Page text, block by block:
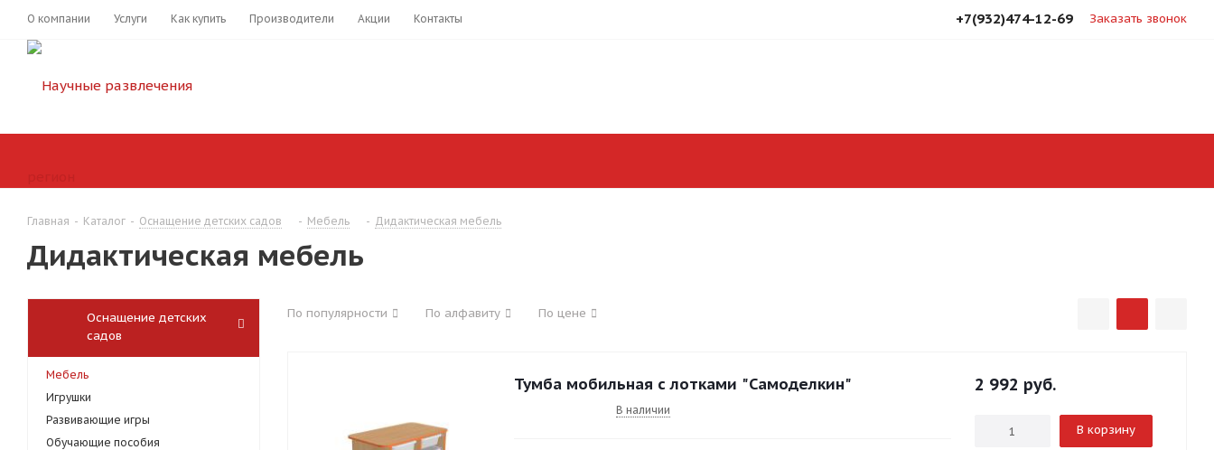
О компании Услуги Как купить Производители Акции Контакты +7(932)474-12-69 Заказать звонок
Главная - Каталог - Оснащение детских садов - Мебель - Дидактическая мебель
Дидактическая мебель
По популярности По алфавиту По цене
Тумба мобильная с лотками "Самоделкин"
В наличии
2 992 руб.
В корзину
Оснащение детских
садов
Мебель
Игрушки
Развивающие игры
Обучающие пособия